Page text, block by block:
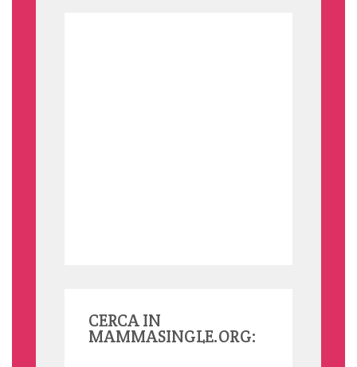
CERCA IN
MAMMASINGLE.ORG: